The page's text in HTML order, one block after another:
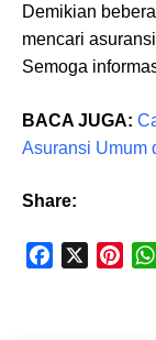
Demikian
mencari
Semoga
BACA JUGA:
Asuransi Umum
Share: